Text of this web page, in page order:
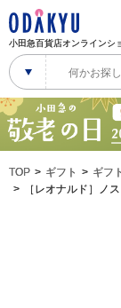
小田急百貨店オンラインシ
TOP ギフト
ギフ
［レオナルド］